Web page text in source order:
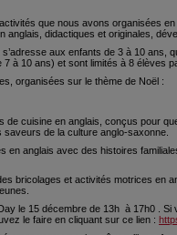
que nous avons organisées
anglais, didactiques et originales,
aux enfants de 3 à 10 ans,
à 10 ans) et sont limités à 8 élèves
organisées sur le thème de Noël :
de cuisine en anglais, conçus pour
de la culture anglo-saxonne.
en anglais avec des histoires
bricolages et activités motrices en
le 15 décembre de 13h à 17h0 .
le faire en cliquant sur ce lien :